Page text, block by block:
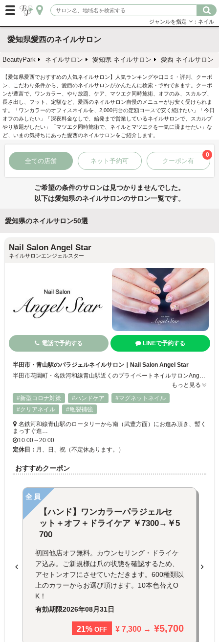
ジャンルを指定 ：ネイル
愛知県愛西のネイルサロン
BeautyPark ネイルサロン 愛知県 ネイルサロン 愛西 ネイルサロン
【愛知県愛西でおすすめの人気ネイルサロン】人気ランキングや口コミ・評判、クーポ
ン、こだわり条件から、愛西のネイルサロンがかんたんに検索・予約できます。クーポ
ンが豊富で、ワンカラー、やり放題、ケア、マツエク同時施術、オフのみ、スカルプ、
長さ出し、フット、定額など、愛西のネイルサロン自慢のメニューがお安く受けられま
す。「ワンカラーのオフィスネイルを、2,000円台の定額コースで安く続けたい」「今日
オフのみしたい」「深夜料金なしで、始発まで営業しているネイルサロンで、スカルプ
やり放題がしたい」「マツエク同時施術で、ネイルとマツエクを一気に済ませたい」な
ど、いまの気持ちにあった愛西のネイルサロンをご紹介します。
全ての店舗 ネット予約可 クーポン有
0
ご希望の条件のサロンは見つかりませんでした。
以下は愛知県のネイルサロンのサロン一覧です。
愛知県のネイルサロン50選
Nail Salon Angel Star
ネイルサロンエンジェルスター
電話で予約する LINEで予約する
半田市・青山駅のパラジェルネイルサロン｜Nail Salon Angel Star
半田市花園町・名鉄河和線青山駅近くのプライベートネイルサロンAngel Star（エンジェルスター）。自爪を削らないパラジェルとフィルインに対応し、爪への負担を抑えた美しいネイルをご提供します。600色以上の豊富なカラーをご用意し、ネイル初心者の方も安心してご利用いただけます♪
もっと見る
#新型コロナ対策
#ハンドケア
#マグネットネイル
#クリアネイル
#亀裂補強
名鉄河和線青山駅のロータリーから南（武豊方面）にお進み頂き、暫く
まっすぐ進…
10:00～20:00
定休日： 月、日、祝（不定休あります。）
おすすめクーポン
全員
【ハンド】ワンカラーパラジェルセ
ット＋オフ＋ドライケア ￥7300→￥5
700
初回他店オフ無料。カウンセリング・ドライケ
ア込み。ご新規様は爪の状態を確認するため、
アセトンオフにさせていただきます。600種類以
上のカラーからお選び頂けます。10本色替えO
K！
有効期限2026年08月31日
21% OFF ¥ 7,300 → ¥5,700